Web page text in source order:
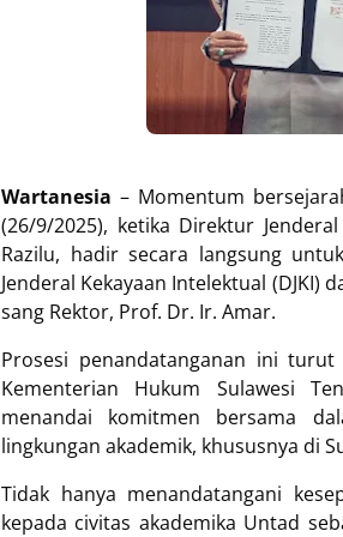
Wartanesia – Momentum
(26/9/2025), ketika Direktur
Razilu, hadir secara langsung
Jenderal Kekayaan Intelektual (DJKI)
sang Rektor, Prof. Dr. Ir. Amar.
Prosesi penandatanganan ini
Kementerian Hukum Sulawesi
menandai komitmen bersama
lingkungan akademik, khususnya di
Tidak hanya menandatangani
kepada civitas akademika Untad